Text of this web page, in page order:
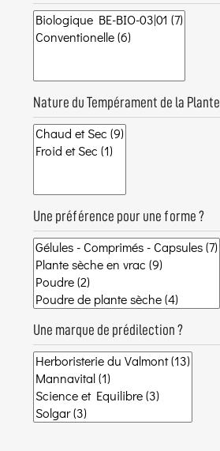
Nature du Tempérament de la Plante
Une préférence pour une forme ?
Une marque de prédilection ?